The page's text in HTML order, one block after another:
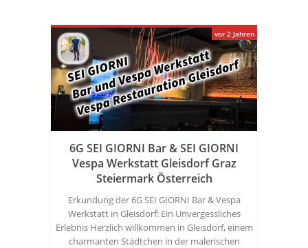
6G SEI GIORNI Bar & SEI GIORNI
Vespa Werkstatt Gleisdorf Graz
Steiermark Österreich
Erkundung der 6G SEI GIORNI Bar & Vespa
Werkstatt in Gleisdorf: Ein Unvergessliches
Erlebnis Herzlich willkommen in Gleisdorf, einem
charmanten Städtchen in der malerischen
vor 2 Jahren